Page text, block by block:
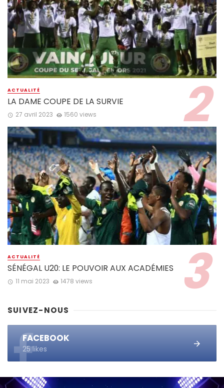
ACTUALITÉ
LA DAME COUPE DE LA SURVIE
27 avril 2023 1560 views
ACTUALITÉ
SÉNÉGAL U20: LE POUVOIR AUX ACADÉMIES
11 mai 2023 1478 views
SUIVEZ-NOUS
FACEBOOK
25 likes